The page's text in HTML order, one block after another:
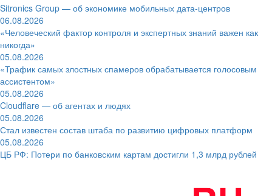
Sitronics Group — об экономике мобильных дата-центров
06.08.2026
«Человеческий фактор контроля и экспертных знаний важен как
никогда»
05.08.2026
«Трафик самых злостных спамеров обрабатывается голосовым
ассистентом»
05.08.2026
Cloudflare — об агентах и людях
05.08.2026
Стал известен состав штаба по развитию цифровых платформ
05.08.2026
ЦБ РФ: Потери по банковским картам достигли 1,3 млрд рублей